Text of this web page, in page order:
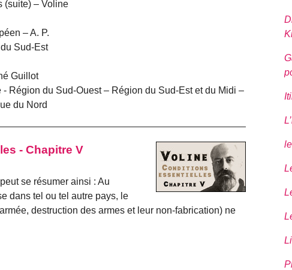
(suite) – Voline
– A. P.
Sud-Est
Guillot
Région du Sud-Ouest – Région du Sud-Est et du Midi –
du Nord
- Chapitre V
se résumer ainsi : Au
dans tel ou tel autre pays, le
destruction des armes et leur non-fabrication) ne